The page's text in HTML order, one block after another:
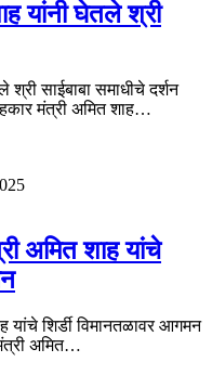
यांनी घेतले श्री
साईबाबा समाधीचे दर्शन
मंत्री अमित शाह…
अमित शाह यांचे
शिर्डी विमानतळावर आगमन
अमित…